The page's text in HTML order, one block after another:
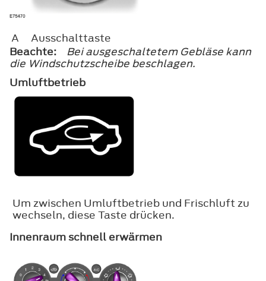
A
Ausschalttaste
Beachte:
Bei ausgeschaltetem Gebläse kann
die Windschutzscheibe beschlagen.
Umluftbetrieb
Um zwischen Umluftbetrieb und Frischluft zu
wechseln, diese Taste drücken.
Innenraum schnell erwärmen